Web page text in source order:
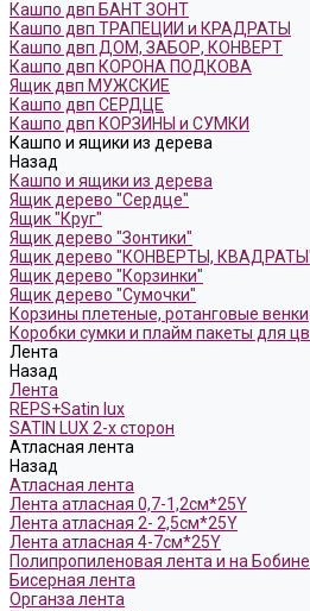
Кашпо двп БАНТ ЗОНТ
Кашпо двп ТРАПЕЦИИ и КРАДРАТЫ
Кашпо двп ДОМ, ЗАБОР, КОНВЕРТ
Кашпо двп КОРОНА ПОДКОВА
Ящик двп МУЖСКИЕ
Кашпо двп СЕРДЦЕ
Кашпо двп КОРЗИНЫ и СУМКИ
Кашпо и ящики из дерева
Назад
Кашпо и ящики из дерева
Ящик дерево "Сердце"
Ящик "Круг"
Ящик дерево "Зонтики"
Ящик дерево "КОНВЕРТЫ,
Ящик дерево "Корзинки"
Ящик дерево "Сумочки"
Корзины плетеные, ротанговые венки
Коробки сумки и плайм пакеты для
Лента
Назад
Лента
REPS+Satin lux
SATIN LUX 2-х сторон
Атласная лента
Назад
Атласная лента
Лента атласная 0,7-1,2см*25Y
Лента атласная 2- 2,5см*25Y
Лента атласная 4-7см*25Y
Полипропиленовая лента и на Бобине
Бисерная лента
Органза лента